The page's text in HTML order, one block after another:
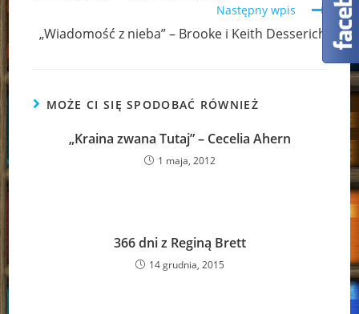
Następny wpis
„Wiadomość z nieba” – Brooke i Keith Desserich
MOŻE CI SIĘ SPODOBAĆ RÓWNIEŻ
„Kraina zwana Tutaj” – Cecelia Ahern
1 maja, 2012
366 dni z Reginą Brett
14 grudnia, 2015